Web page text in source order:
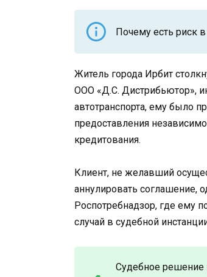
Почему есть риск
Житель города Ирбит
ООО «Д.С. Дистрибьютор»,
автотранспорта, ему было
предоставления
кредитования.
Клиент, не желавший
аннулировать соглашение,
Роспотребнадзор, где ему
случай в судебной
Судебное решение